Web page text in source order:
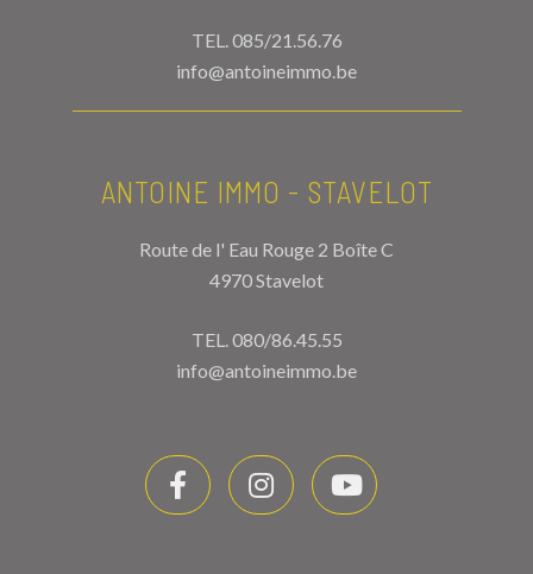
TEL.085/21.56.76
info@antoineimmo.be
ANTOINE IMMO - STAVELOT
Route de l' Eau Rouge 2 Boîte C
4970 Stavelot
TEL.080/86.45.55
info@antoineimmo.be